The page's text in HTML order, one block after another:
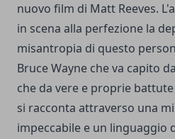
nuovo film di Matt Reeves.
in scena alla perfezione la
misantropia di questo
Bruce Wayne che va capito
che da vere e proprie
si racconta attraverso una
impeccabile e un linguaggio